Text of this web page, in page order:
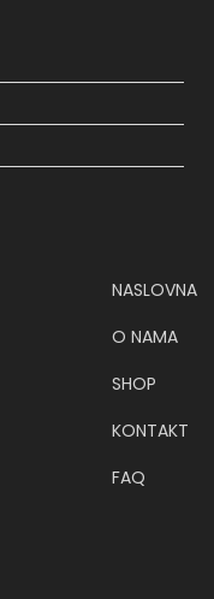
NASLOVNA
O NAMA
SHOP
KONTAKT
FAQ